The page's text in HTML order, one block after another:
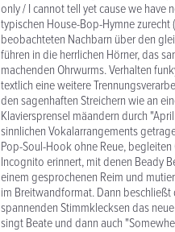
only / I cannot tell yet cause we have
typischen House-Bop-Hymne
beobachteten Nachbarn über den
führen in die herrlichen Hörner, das
machenden Ohrwurms. Verhalten
textlich eine weitere
den sagenhaften Streichern wie an
Klaviersprensel mäandern durch
sinnlichen Vokalarrangements
Pop-Soul-Hook ohne Reue,
Incognito erinnert, mit denen Beady
einem gesprochenen Reim und
im Breitwandformat. Dann
spannenden Stimmklecksen das
singt Beate und dann auch